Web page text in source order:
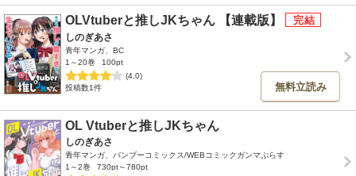
OLVtuberと推しJKちゃん 【連載版】
しのぎあさ
青年マンガ、BC
1～20巻
100pt
(4.0)
投稿数1件
無料立読み
OL Vtuberと推しJKちゃん
しのぎあさ
青年マンガ、バンブーコミックス/WEBコミックガンマぷらす
1～2巻
730pt～780pt